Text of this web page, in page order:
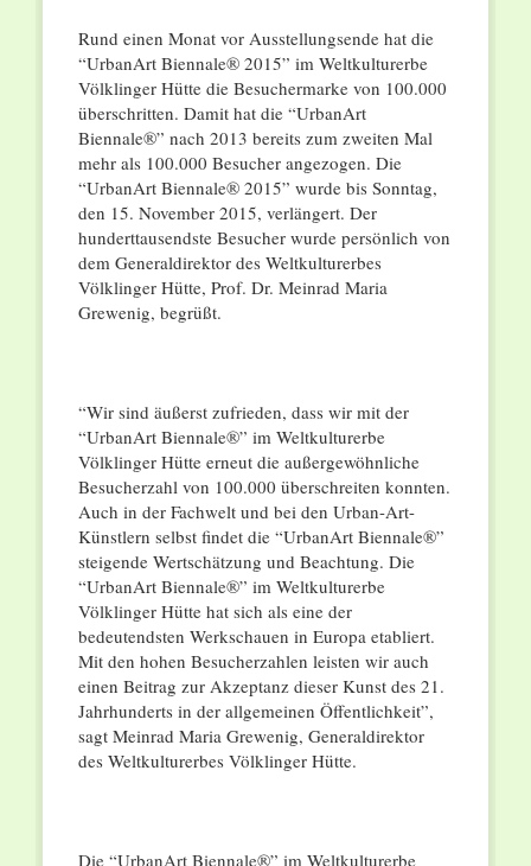
Rund einen Monat vor Ausstellungsende hat die
“UrbanArt Biennale® 2015” im Weltkulturerbe
Völklinger Hütte die Besuchermarke von 100.000
überschritten. Damit hat die “UrbanArt
Biennale®” nach 2013 bereits zum zweiten Mal
mehr als 100.000 Besucher angezogen. Die
“UrbanArt Biennale® 2015” wurde bis Sonntag,
den 15. November 2015, verlängert. Der
hunderttausendste Besucher wurde persönlich von
dem Generaldirektor des Weltkulturerbes
Völklinger Hütte, Prof. Dr. Meinrad Maria
Grewenig, begrüßt.
“Wir sind äußerst zufrieden, dass wir mit der
“UrbanArt Biennale®” im Weltkulturerbe
Völklinger Hütte erneut die außergewöhnliche
Besucherzahl von 100.000 überschreiten konnten.
Auch in der Fachwelt und bei den Urban-Art-
Künstlern selbst findet die “UrbanArt Biennale®”
steigende Wertschätzung und Beachtung. Die
“UrbanArt Biennale®” im Weltkulturerbe
Völklinger Hütte hat sich als eine der
bedeutendsten Werkschauen in Europa etabliert.
Mit den hohen Besucherzahlen leisten wir auch
einen Beitrag zur Akzeptanz dieser Kunst des 21.
Jahrhunderts in der allgemeinen Öffentlichkeit”,
sagt Meinrad Maria Grewenig, Generaldirektor
des Weltkulturerbes Völklinger Hütte.
Die “UrbanArt Biennale®” im Weltkulturerbe